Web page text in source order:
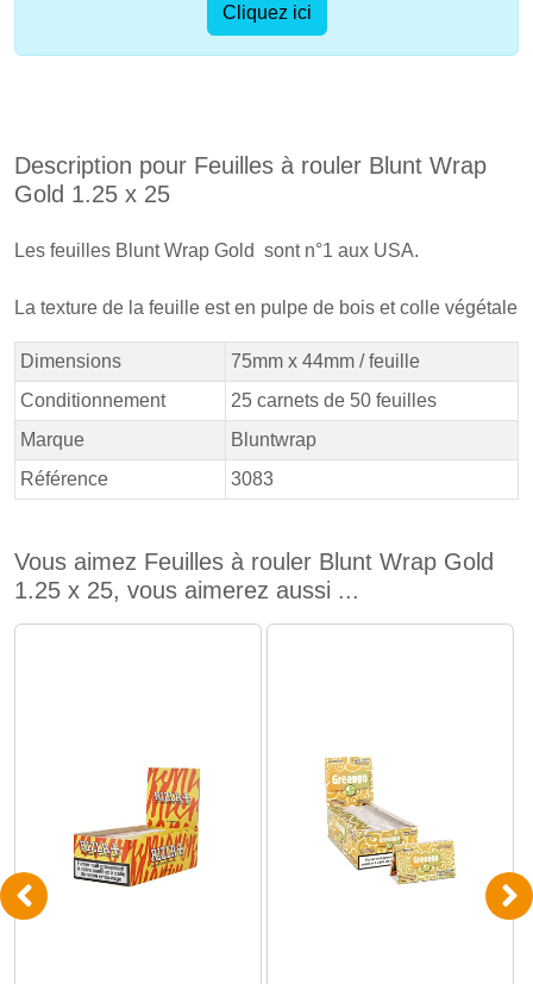
Cliquez ici
Description pour Feuilles à rouler Blunt Wrap
Gold 1.25 x 25
Les feuilles Blunt Wrap Gold sont n°1 aux USA.
La texture de la feuille est en pulpe de bois et colle végétale
Dimensions
75mm x 44mm / feuille
Conditionnement
25 carnets de 50 feuilles
Marque
Bluntwrap
Référence
3083
Vous aimez Feuilles à rouler Blunt Wrap Gold
1.25 x 25, vous aimerez aussi ...